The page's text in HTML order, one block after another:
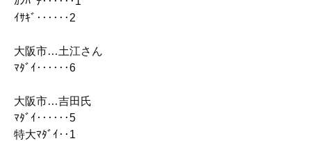
ｲｻｷﾞ‥‥‥2
大阪市…土江さん
ﾏﾀﾞｲ‥‥‥6
大阪市…吉田氏
ﾏﾀﾞｲ‥‥‥5
特大ﾏﾀﾞｲ‥1